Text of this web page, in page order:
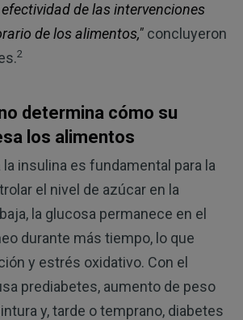
de las intervenciones
de los alimentos,"concluyeron
2
determina cómo su
los alimentos
insulina es fundamental para la
el nivel de azúcar en la
la glucosa permanece en el
durante más tiempo, lo que
y estrés oxidativo. Con el
prediabetes, aumento de peso
y, tarde o temprano, diabetes